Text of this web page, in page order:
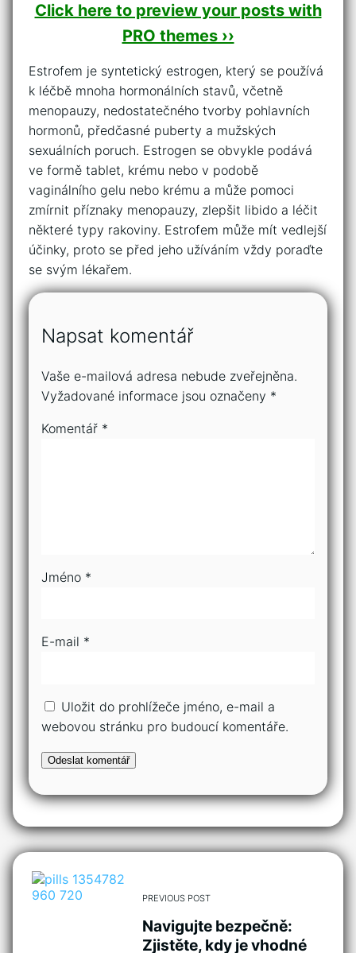
Click here to preview your posts with
PRO themes ››
Estrofem je syntetický estrogen, který se používá
k léčbě mnoha hormonálních stavů, včetně
menopauzy, nedostatečného tvorby pohlavních
hormonů, předčasné puberty a mužských
sexuálních poruch. Estrogen se obvykle podává
ve formě tablet, krému nebo v podobě
vaginálního gelu nebo krému a může pomoci
zmírnit příznaky menopauzy, zlepšit libido a léčit
některé typy rakoviny. Estrofem může mít vedlejší
účinky, proto se před jeho užíváním vždy poraďte
se svým lékařem.
Napsat komentář
Vaše e-mailová adresa nebude zveřejněna.
Vyžadované informace jsou označeny *
Komentář *
Jméno *
E-mail *
Uložit do prohlížeče jméno, e-mail a
webovou stránku pro budoucí komentáře.
PREVIOUS POST
Navigujte bezpečně:
Zjistěte, kdy je vhodné